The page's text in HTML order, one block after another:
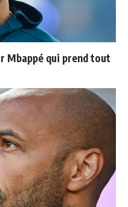
Mbappé qui prend tout